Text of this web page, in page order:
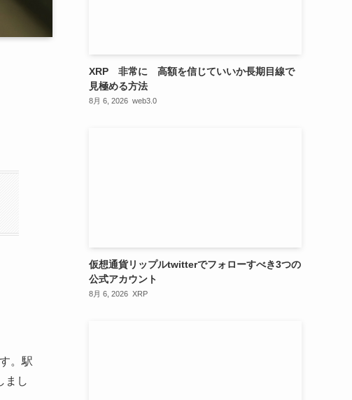
。駅
まし
XRP 非常に 高額を信じていいか長期目線で
見極める方法
8月 6, 2026 web3.0
仮想通貨リップルtwitterでフォローすべき3つの
公式アカウント
8月 6, 2026 XRP